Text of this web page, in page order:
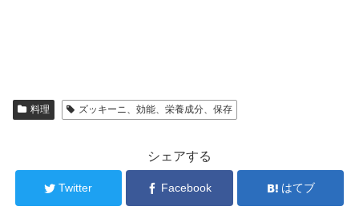
料理 ズッキーニ、効能、栄養成分、保存
シェアする
Twitter Facebook はてブ